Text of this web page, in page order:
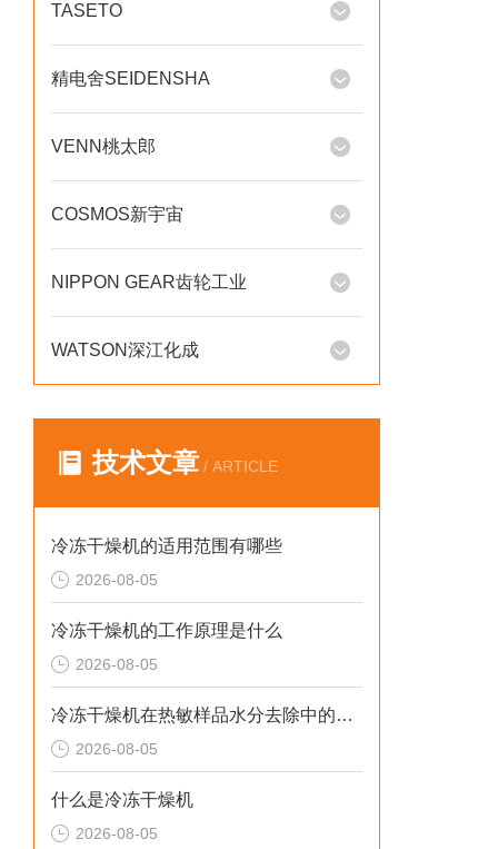
TASETO
精电舍SEIDENSHA
VENN桃太郎
COSMOS新宇宙
NIPPON GEAR齿轮工业
WATSON深江化成
技术文章 / ARTICLE
冷冻干燥机的适用范围有哪些
2026-08-05
冷冻干燥机的工作原理是什么
2026-08-05
冷冻干燥机在热敏样品水分去除中的应用
2026-08-05
什么是冷冻干燥机
2026-08-05